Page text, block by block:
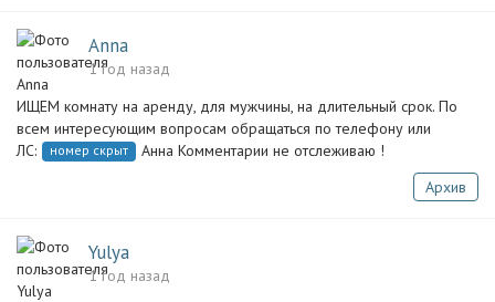
Anna
1 год назад
ИЩЕМ комнату на аренду, для мужчины, на длительный срок. По
всем интересующим вопросам обращаться по телефону или
ЛС:
номер скрыт
Анна Комментарии не отслеживаю !
Архив
Yulya
1 год назад